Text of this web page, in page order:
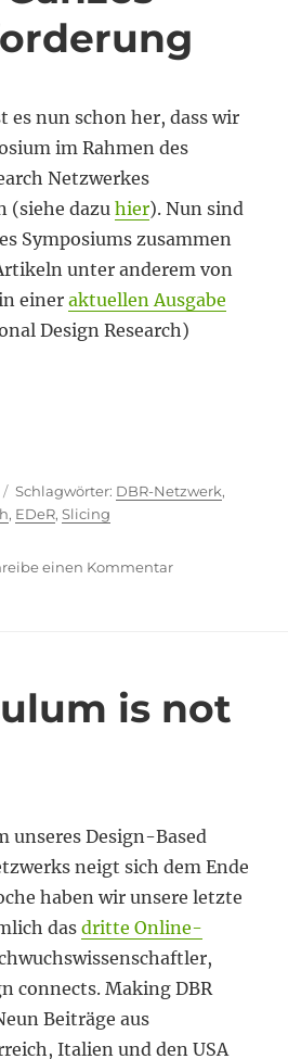
es nun schon her, dass wir
im Rahmen des
Netzwerkes
(siehe dazuhier). Nun sind
Symposiums zusammen
unter anderem von
eineraktuellen Ausgabe
Design Research)
Schlagwörter
DBR-Netzwerk,
, EDeR,Slicing
einen Kommentarzu
is not
unseres Design-Based
neigt sich dem Ende
haben wir unsere letzte
dasdritte Online-
connects. Making DBR
Beiträge aus
Italien und den USA